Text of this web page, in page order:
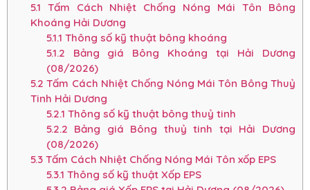
5.1 Tấm Cách Nhiệt Chống Nóng Mái Tôn Bông
Khoáng Hải Dương
5.1.1 Thông số kỹ thuật bông khoáng
5.1.2 Bảng giá Bông Khoáng tại Hải Dương
(08/2026)
5.2 Tấm Cách Nhiệt Chống Nóng Mái Tôn Bông Thuỷ
Tinh Hải Dương
5.2.1 Thông số kỹ thuật bông thuỷ tinh
5.2.2 Bảng giá Bông thuỷ tinh tại Hải Dương
(08/2026)
5.3Tấm Cách Nhiệt Chống Nóng Mái Tôn xốp EPS
5.3.1 Thông số kỹ thuật Xốp EPS